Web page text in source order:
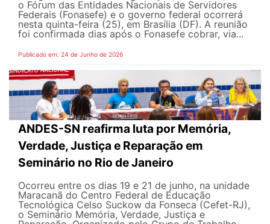
o Fórum das Entidades Nacionais de Servidores
Federais (Fonasefe) e o governo federal ocorrerá
nesta quinta-feira (25), em Brasília (DF). A reunião
foi confirmada dias após o Fonasefe cobrar, via...
Publicado em: 24 de Junho de 2026
ANDES-SN reafirma luta por Memória,
Verdade, Justiça e Reparação em
Seminário no Rio de Janeiro
Ocorreu entre os dias 19 e 21 de junho, na unidade
Maracanã do Centro Federal de Educação
Tecnológica Celso Suckow da Fonseca (Cefet-RJ),
o Seminário Memória, Verdade, Justiça e